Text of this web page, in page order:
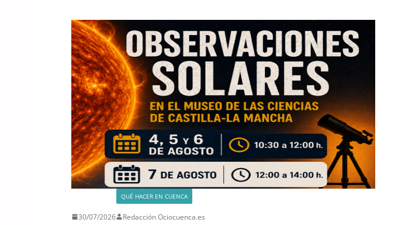
QUÉ HACER EN CUENCA
30/07/2026 Redacción Ociocuenca.es